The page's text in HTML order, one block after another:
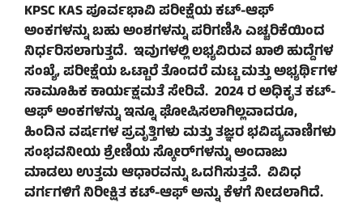
KPSC KAS ಪೂರ್ವಭಾವಿ ಪರೀಕ್ಷೆಯ ಕಟ್-ಆಫ್
ಅಂಕಗಳನ್ನು ಬಹು ಅಂಶಗಳನ್ನು ಪರಿಗಣಿಸಿ ಎಚ್ಚರಿಕೆಯಿಂದ
ನಿರ್ಧರಿಸಲಾಗುತ್ತದೆ. ಇವುಗಳಲ್ಲಿ ಲಭ್ಯವಿರುವ ಖಾಲಿ ಹುದ್ದೆಗಳ
ಸಂಖ್ಯೆ, ಪರೀಕ್ಷೆಯ ಒಟ್ಟಾರೆ ತೊಂದರೆ ಮಟ್ಟ ಮತ್ತು ಅಭ್ಯರ್ಥಿಗಳ
ಸಾಮೂಹಿಕ ಕಾರ್ಯಕ್ಷಮತೆ ಸೇರಿವೆ. 2024 ರ ಅಧಿಕೃತ ಕಟ್-
ಆಫ್ ಅಂಕಗಳನ್ನು ಇನ್ನೂ ಘೋಷಿಸಲಾಗಿಲ್ಲವಾದರೂ,
ಹಿಂದಿನ ವರ್ಷಗಳ ಪ್ರವೃತ್ತಿಗಳು ಮತ್ತು ತಜ್ಞರ ಭವಿಷ್ಯವಾಣಿಗಳು
ಸಂಭವನೀಯ ಶ್ರೇಣಿಯ ಸ್ಕೋರ್‌ಗಳನ್ನು ಅಂದಾಜು
ಮಾಡಲು ಉತ್ತಮ ಆಧಾರವನ್ನು ಒದಗಿಸುತ್ತವೆ. ವಿವಿಧ
ವರ್ಗಗಳಿಗೆ ನಿರೀಕ್ಷಿತ ಕಟ್-ಆಫ್ ಅನ್ನು ಕೆಳಗೆ ನೀಡಲಾಗಿದೆ.